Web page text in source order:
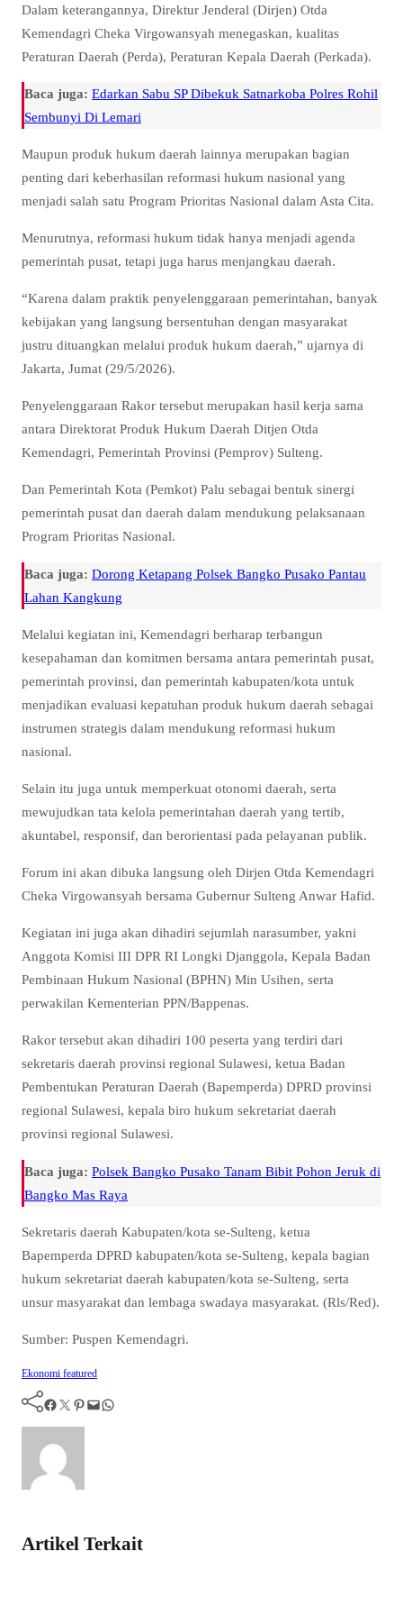
Dalam keterangannya, Direktur Jenderal (Dirjen) Otda
Kemendagri Cheka Virgowansyah menegaskan, kualitas
Peraturan Daerah (Perda), Peraturan Kepala Daerah (Perkada).
Baca juga: Edarkan Sabu SP Dibekuk Satnarkoba Polres Rohil
Sembunyi Di Lemari
Maupun produk hukum daerah lainnya merupakan bagian
penting dari keberhasilan reformasi hukum nasional yang
menjadi salah satu Program Prioritas Nasional dalam Asta Cita.
Menurutnya, reformasi hukum tidak hanya menjadi agenda
pemerintah pusat, tetapi juga harus menjangkau daerah.
“Karena dalam praktik penyelenggaraan pemerintahan, banyak
kebijakan yang langsung bersentuhan dengan masyarakat
justru dituangkan melalui produk hukum daerah,” ujarnya di
Jakarta, Jumat (29/5/2026).
Penyelenggaraan Rakor tersebut merupakan hasil kerja sama
antara Direktorat Produk Hukum Daerah Ditjen Otda
Kemendagri, Pemerintah Provinsi (Pemprov) Sulteng.
Dan Pemerintah Kota (Pemkot) Palu sebagai bentuk sinergi
pemerintah pusat dan daerah dalam mendukung pelaksanaan
Program Prioritas Nasional.
Baca juga: Dorong Ketapang Polsek Bangko Pusako Pantau
Lahan Kangkung
Melalui kegiatan ini, Kemendagri berharap terbangun
kesepahaman dan komitmen bersama antara pemerintah pusat,
pemerintah provinsi, dan pemerintah kabupaten/kota untuk
menjadikan evaluasi kepatuhan produk hukum daerah sebagai
instrumen strategis dalam mendukung reformasi hukum
nasional.
Selain itu juga untuk memperkuat otonomi daerah, serta
mewujudkan tata kelola pemerintahan daerah yang tertib,
akuntabel, responsif, dan berorientasi pada pelayanan publik.
Forum ini akan dibuka langsung oleh Dirjen Otda Kemendagri
Cheka Virgowansyah bersama Gubernur Sulteng Anwar Hafid.
Kegiatan ini juga akan dihadiri sejumlah narasumber, yakni
Anggota Komisi III DPR RI Longki Djanggola, Kepala Badan
Pembinaan Hukum Nasional (BPHN) Min Usihen, serta
perwakilan Kementerian PPN/Bappenas.
Rakor tersebut akan dihadiri 100 peserta yang terdiri dari
sekretaris daerah provinsi regional Sulawesi, ketua Badan
Pembentukan Peraturan Daerah (Bapemperda) DPRD provinsi
regional Sulawesi, kepala biro hukum sekretariat daerah
provinsi regional Sulawesi.
Baca juga: Polsek Bangko Pusako Tanam Bibit Pohon Jeruk di
Bangko Mas Raya
Sekretaris daerah Kabupaten/kota se-Sulteng, ketua
Bapemperda DPRD kabupaten/kota se-Sulteng, kepala bagian
hukum sekretariat daerah kabupaten/kota se-Sulteng, serta
unsur masyarakat dan lembaga swadaya masyarakat. (Rls/Red).
Sumber: Puspen Kemendagri.
Ekonomi featured
Facebook Twitter Pinterest Mail WhatsApp
Artikel Terkait